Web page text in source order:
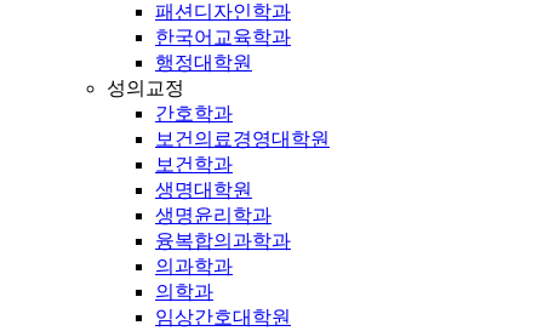
패션디자인학과
한국어교육학과
행정대학원
성의교정
간호학과
보건의료경영대학원
보건학과
생명대학원
생명윤리학과
융복합의과학과
의과학과
의학과
임상간호대학원